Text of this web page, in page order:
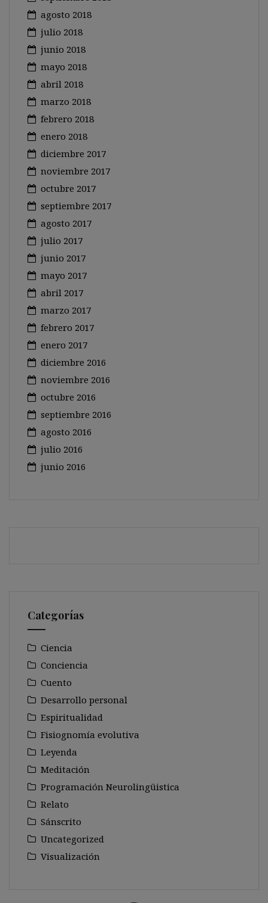
agosto 2018
julio 2018
junio 2018
mayo 2018
abril 2018
marzo 2018
febrero 2018
enero 2018
diciembre 2017
noviembre 2017
octubre 2017
septiembre 2017
agosto 2017
julio 2017
junio 2017
mayo 2017
abril 2017
marzo 2017
febrero 2017
enero 2017
diciembre 2016
noviembre 2016
octubre 2016
septiembre 2016
agosto 2016
julio 2016
junio 2016
Categorías
Ciencia
Conciencia
Cuento
Desarrollo personal
Espiritualidad
Fisiognomía evolutiva
Leyenda
Meditación
Programación Neurolingüistica
Relato
Sánscrito
Uncategorized
Visualización